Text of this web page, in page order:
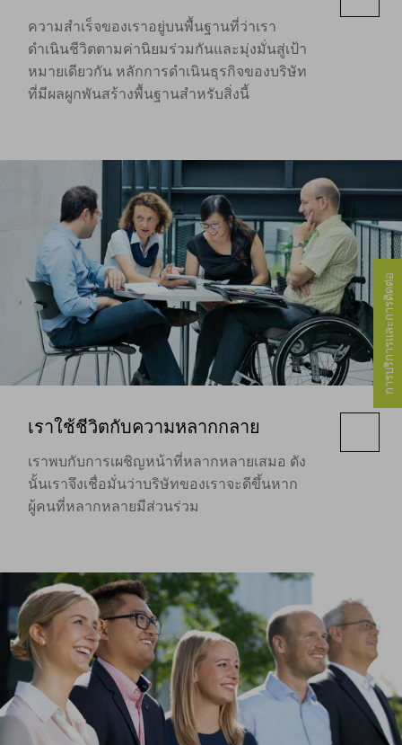
ความสำเร็จของเราอยู่บนพื้นฐานที่ว่าเรา
ดำเนินชีวิตตามค่านิยมร่วมกันและมุ่งมั่นสู่เป้า
หมายเดียวกัน หลักการดำเนินธุรกิจของบริษัท
ที่มีผลผูกพันสร้างพื้นฐานสำหรับสิ่งนี้
เราใช้ชีวิตกับความหลากกลาย
เราพบกับการเผชิญหน้าที่หลากหลายเสมอ ดัง
นั้นเราจึงเชื่อมั่นว่าบริษัทของเราจะดีขึ้นหาก
ผู้คนที่หลากหลายมีส่วนร่วม
การบริการและการติดต่อ